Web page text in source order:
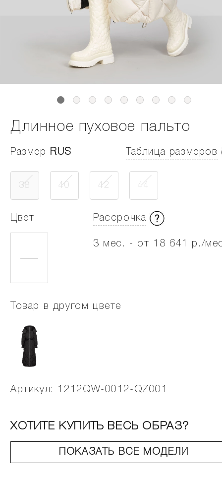
Длинное пуховое пальто
Размер RUS Таблица размеров
38 40 42 44
Цвет Рассрочка
3 мес. - от 18 641 р./
Товар в другом цвете
Артикул: 1212QW-0012-QZ001
ХОТИТЕ КУПИТЬ ВЕСЬ ОБРАЗ?
ПОКАЗАТЬ ВСЕ МОДЕЛИ